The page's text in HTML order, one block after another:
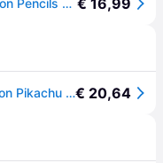
Ravensburger Creart Pikachu Pokemon Pencils Veelkleurig Kinderen € 16,99
Kit de peinture Ravensburger Pokemon Pikachu - Rouge€ 20,64